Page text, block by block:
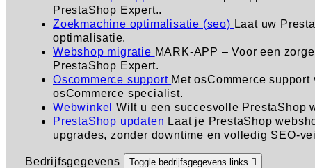
PrestaShop Expert..
Zoekmachine optimalisatie (seo) Laat uw
optimalisatie.
Webshop migratie MARK-APP – Voor een
PrestaShop Expert.
Oscommerce support Met osCommerce
osCommerce specialist.
WebwinkelWilt u een succesvolle PrestaShop
PrestaShop updaten Laat je PrestaShop
upgrades, zonder downtime en volledig SEO-
Bedrijfsgegevens Toggle bedrijfsgegevens links 